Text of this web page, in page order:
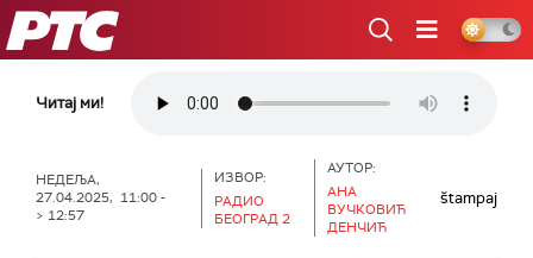
РТС
Читај ми!
НЕДЕЉА,
27.04.2025, 11:00 -
> 12:57
ИЗВОР:
РАДИО
БЕОГРАД 2
АУТОР:
АНА
ВУЧКОВИЋ
ДЕНЧИЋ
štampaj